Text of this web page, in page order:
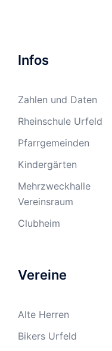
Infos
Zahlen und Daten
Rheinschule Urfeld
Pfarrgemeinden
Kindergärten
Mehrzweckhalle
Vereinsraum
Clubheim
Vereine
Alte Herren
Bikers Urfeld